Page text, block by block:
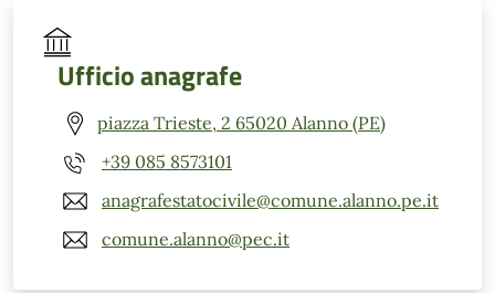
Ufficio anagrafe
piazza Trieste, 2 65020 Alanno (PE)
+39 085 8573101
anagrafestatocivile@comune.alanno.pe.it
comune.alanno@pec.it